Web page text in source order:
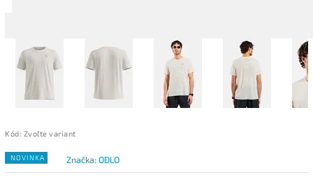
Kód: Zvoľte variant
NOVINKA Značka: ODLO